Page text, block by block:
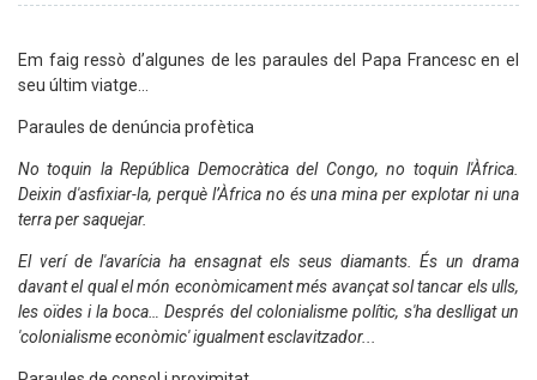
Em faig ressò d’algunes de les paraules del Papa Francesc en el
seu últim viatge…
Paraules de denúncia profètica
No toquin la República Democràtica del Congo, no toquin l'Àfrica.
Deixin d'asfixiar-la, perquè l’Àfrica no és una mina per explotar ni una
terra per saquejar.
El verí de l'avarícia ha ensagnat els seus diamants. És un drama
davant el qual el món econòmicament més avançat sol tancar els ulls,
les oïdes i la boca… Després del colonialisme polític, s'ha deslligat un
'colonialisme econòmic' igualment esclavitzador...